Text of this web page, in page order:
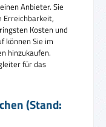
Anbieter. Sie
Erreichbarkeit,
Kosten und
können Sie im
hinzukaufen.
für das
(Stand: